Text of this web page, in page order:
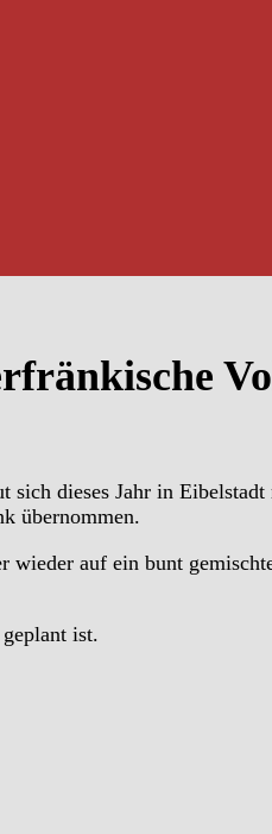
dieses Jahr in
übernommen.
wieder auf ein bunt
ist.